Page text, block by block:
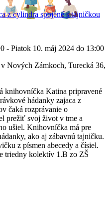
z cylindra spojené s tajničkou
- Piatok 10. máj 2024 do 13:00
Nových Zámkoch, Turecká 36,
knihovníčka Katina pripravené
hádanky zajaca z
čaká rozprávanie o
prežiť svoj život v tme a
ušiel. Knihovníčka má pre
ako aj zábavnú tajničku.
z písmen abecedy a čísiel.
triedny kolektív 1.B zo ZŠ